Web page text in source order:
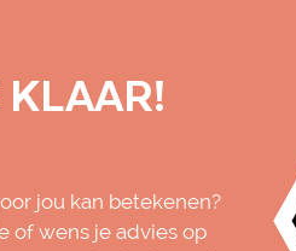
jou kan betekenen?
of wens je advies op